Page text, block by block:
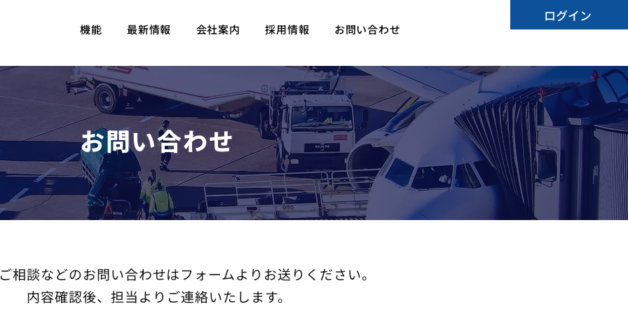
ログイン
機能 最新情報 会社案内 採用情報 お問い合わせ
お問い合わせ
相談などのお問い合わせはフォームよりお送りください。
内容確認後、担当よりご連絡いたします。